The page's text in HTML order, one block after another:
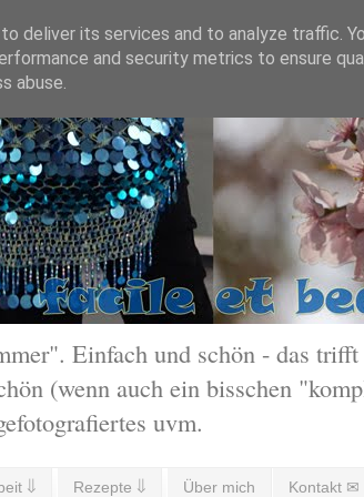
Einfach und schön - das
(wenn auch ein bisschen
uvm.
⇓ Rezepte ⇓ Über mich Kontakt ✉
deliver its services and to analyze traffic.
and security metrics to ensure
abuse.